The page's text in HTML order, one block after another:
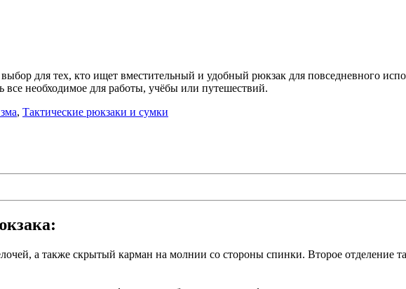
для тех, кто ищет вместительный и удобный рюкзак для повседневного
необходимое для работы, учёбы или путешествий.
, Тактические рюкзаки и сумки
а также скрытый карман на молнии со стороны спинки. Второе отделение